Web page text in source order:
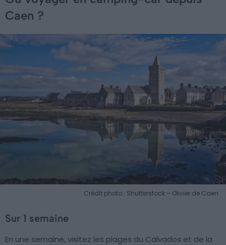
Caen ?
Crédit photo : Shutterstock – Olivier de Caen
Sur 1 semaine
En une semaine, visitez les plages du Calvados et de la